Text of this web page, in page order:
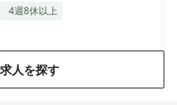
定）
4週8休以上
人を探す